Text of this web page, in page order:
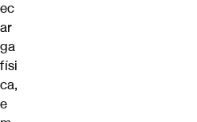
ec
ar
ga
físi
ca,
e